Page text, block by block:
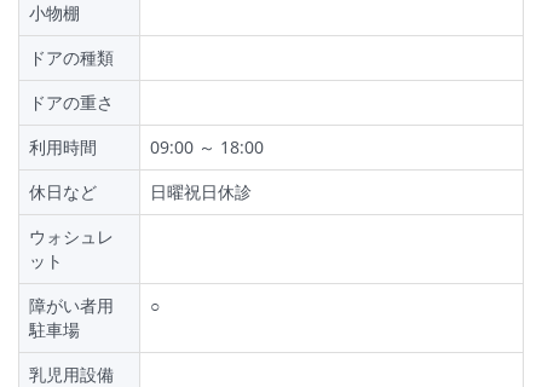
小物棚
ドアの種類
ドアの重さ
利用時間
09:00 ～ 18:00
休日など
日曜祝日休診
ウォシュレ
ット
障がい者用
駐車場
○
乳児用設備